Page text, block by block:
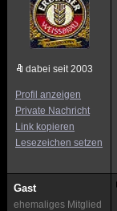
dabei seit 2003
Profil anzeigen
Private Nachricht
Link kopieren
Lesezeichen setzen
Gast
ehemaliges Mitglied